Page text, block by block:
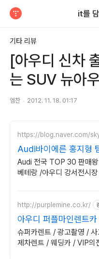
it를
기타 리뷰
[아우디 신차
는 SUV 뉴아
엠찬 2012. 11. 18. 01:17
https://blog.naver.com/
Audi바이에른 홍지형
Audi 전국 TOP 30 판매
베테랑 /아우디 강서전시
http://purplemine.co.kr/
아우디 퍼플마인렌트
문의 #방송렌트
슈퍼카렌트 / 광고촬영 / 사
제차렌트 / 웨딩카 / VIP의